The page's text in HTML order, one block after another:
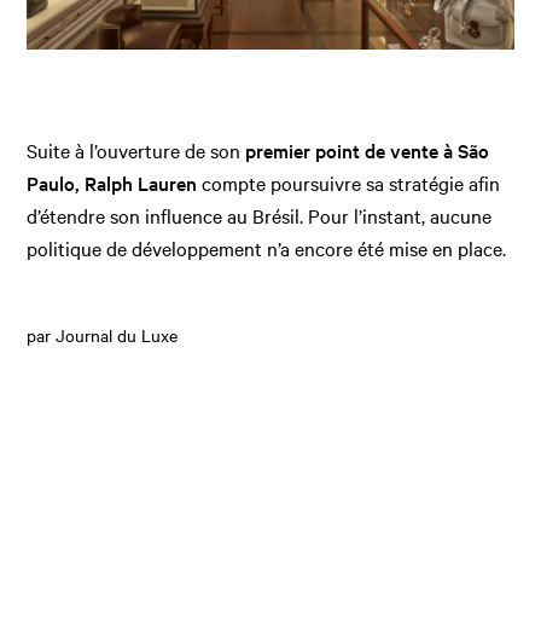
Suite à l’ouverture de son premier point de vente àSão
Paulo, Ralph Lauren compte poursuivre sa stratégie afin
d’étendre son influence au Brésil. Pour l’instant, aucune
politique de développement n’a encore été mise en place.
par Journal du Luxe